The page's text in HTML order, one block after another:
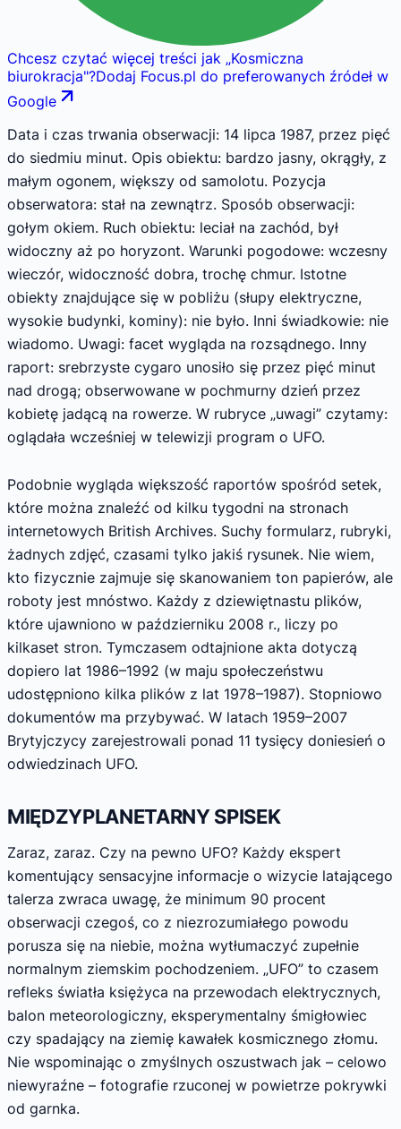
Chcesz czytać więcej treści jak „Kosmiczna
biurokracja"?Dodaj Focus.pl do preferowanych źródeł w
Google
Data i czas trwania obserwacji: 14 lipca 1987, przez pięć
do siedmiu minut. Opis obiektu: bardzo jasny, okrągły, z
małym ogonem, większy od samolotu. Pozycja
obserwatora: stał na zewnątrz. Sposób obserwacji:
gołym okiem. Ruch obiektu: leciał na zachód, był
widoczny aż po horyzont. Warunki pogodowe: wczesny
wieczór, widoczność dobra, trochę chmur. Istotne
obiekty znajdujące się w pobliżu (słupy elektryczne,
wysokie budynki, kominy): nie było. Inni świadkowie: nie
wiadomo. Uwagi: facet wygląda na rozsądnego. Inny
raport: srebrzyste cygaro unosiło się przez pięć minut
nad drogą; obserwowane w pochmurny dzień przez
kobietę jadącą na rowerze. W rubryce „uwagi” czytamy:
oglądała wcześniej w telewizji program o UFO.
Podobnie wygląda większość raportów spośród setek,
które można znaleźć od kilku tygodni na stronach
internetowych British Archives. Suchy formularz, rubryki,
żadnych zdjęć, czasami tylko jakiś rysunek. Nie wiem,
kto fizycznie zajmuje się skanowaniem ton papierów, ale
roboty jest mnóstwo. Każdy z dziewiętnastu plików,
które ujawniono w październiku 2008 r., liczy po
kilkaset stron. Tymczasem odtajnione akta dotyczą
dopiero lat 1986–1992 (w maju społeczeństwu
udostępniono kilka plików z lat 1978–1987). Stopniowo
dokumentów ma przybywać. W latach 1959–2007
Brytyjczycy zarejestrowali ponad 11 tysięcy doniesień o
odwiedzinach UFO.
MIĘDZYPLANETARNY SPISEK
Zaraz, zaraz. Czy na pewno UFO? Każdy ekspert
komentujący sensacyjne informacje o wizycie latającego
talerza zwraca uwagę, że minimum 90 procent
obserwacji czegoś, co z niezrozumiałego powodu
porusza się na niebie, można wytłumaczyć zupełnie
normalnym ziemskim pochodzeniem. „UFO” to czasem
refleks światła księżyca na przewodach elektrycznych,
balon meteorologiczny, eksperymentalny śmigłowiec
czy spadający na ziemię kawałek kosmicznego złomu.
Nie wspominając o zmyślnych oszustwach jak – celowo
niewyraźne – fotografie rzuconej w powietrze pokrywki
od garnka.